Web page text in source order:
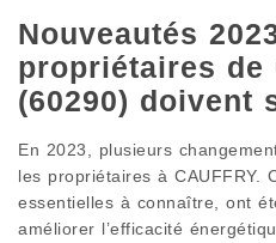
Nouveautés
propriétaires de
(60290) doivent
En 2023, plusieurs
les propriétaires à CAUFFRY.
essentielles à connaître, ont
améliorer l’efficacité